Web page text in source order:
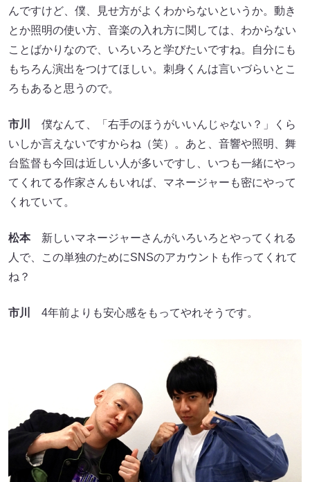
んですけど、僕、見せ方がよくわからないというか。動き
とか照明の使い方、音楽の入れ方に関しては、わからない
ことばかりなので、いろいろと学びたいですね。自分にも
もちろん演出をつけてほしい。刺身くんは言いづらいとこ
ろもあると思うので。
市川
僕なんて、「右手のほうがいいんじゃない？」くら
いしか言えないですからね（笑）。あと、音響や照明、舞
台監督も今回は近しい人が多いですし、いつも一緒にやっ
てくれてる作家さんもいれば、マネージャーも密にやって
くれていて。
松本新しいマネージャーさんがいろいろとやってくれる
人で、この単独のためにSNSのアカウントも作ってくれて
ね？
市川 4年前よりも安心感をもってやれそうです。